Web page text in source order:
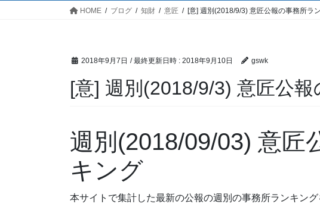
HOME ブログ 知財 意匠 [意] 週別(2018/9/3) 意匠公報の事務所ラ
2018年9月7日 / 最終更新日時 : 2018年9月10日 gswk
[意] 週別(2018/9/3) 意匠公
週別(2018/09/03) 意匠
キング
本サイトで集計した最新の公報の週別の事務所ランキン